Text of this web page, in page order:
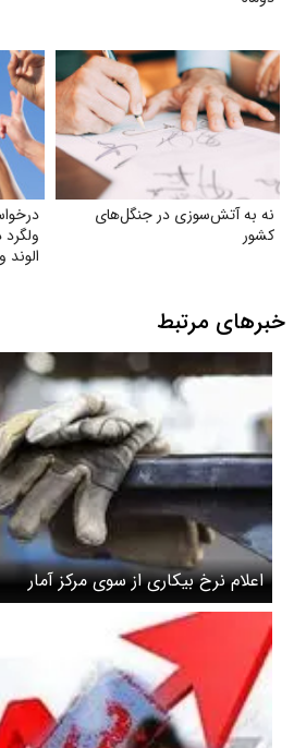
نه به آتش‌سوزی در جنگل‌های
کشور
الوند
خبرهای مرتبط
اعلام نرخ بیکاری از سوی مرکز آمار